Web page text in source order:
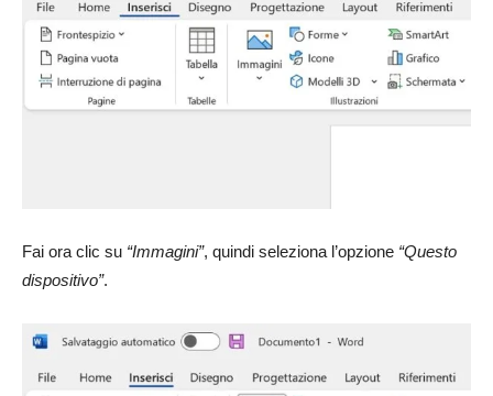
Fai ora clic su “Immagini”, quindi seleziona l’opzione “Questo
dispositivo”.